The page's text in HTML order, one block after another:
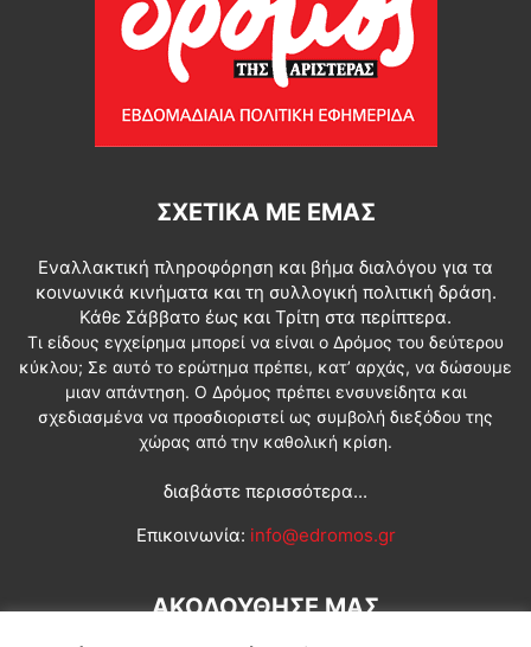
ΣΧΕΤΙΚΆ ΜΕ ΕΜΆΣ
Εναλλακτική πληροφόρηση και βήμα διαλόγου για τα
κοινωνικά κινήματα και τη συλλογική πολιτική δράση.
Κάθε Σάββατο έως και Τρίτη στα περίπτερα.
Τι είδους εγχείρημα μπορεί να είναι ο Δρόμος του δεύτερου
κύκλου; Σε αυτό το ερώτημα πρέπει, κατ’ αρχάς, να δώσουμε
μιαν απάντηση. Ο Δρόμος πρέπει ενσυνείδητα και
σχεδιασμένα να προσδιοριστεί ως συμβολή διεξόδου της
χώρας από την καθολική κρίση.
διαβάστε περισσότερα...
Επικοινωνία: info@edromos.gr
ΑΚΟΛΟΥΘΗΣΕ ΜΑΣ